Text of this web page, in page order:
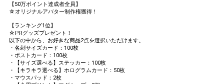
【50万ポイント達成者全員】
☆オリジナルアバター制作権獲得！
【ランキング1位】
☆PRグッズプレゼント！
以下の中から、お好きな商品2点を選択いただけます。
・名刺サイズカード：100枚
・ポストカード：100枚
・【サイズ選べる】ステッカー：100枚
・【キラキラ選べる】ホログラムカード：50枚
・マウスパッド：2枚